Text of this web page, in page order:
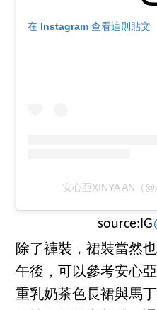
在 Instagram 查看這則貼文
安心亞XINYA AN（
source:IG
除了褲裝，裙裝當然
午後，可以參考安心
重乳奶茶色長裙與馬